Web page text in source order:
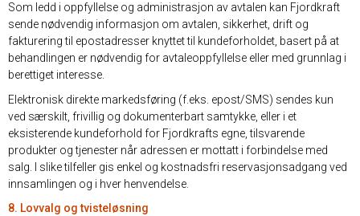
Som ledd i oppfyllelse og administrasjon av avtalen kan Fjordkraft
sende nødvendig informasjon om avtalen, sikkerhet, drift og
fakturering til epostadresser knyttet til kundeforholdet, basert på at
behandlingen er nødvendig for avtaleoppfyllelse eller med grunnlag i
berettiget interesse.
Elektronisk direkte markedsføring (f.eks. epost/SMS) sendes kun
ved særskilt, frivillig og dokumenterbart samtykke, eller i et
eksisterende kundeforhold for Fjordkrafts egne, tilsvarende
produkter og tjenester når adressen er mottatt i forbindelse med
salg. I slike tilfeller gis enkel og kostnadsfri reservasjonsadgang ved
innsamlingen og i hver henvendelse.
8. Lovvalg og tvisteløsning